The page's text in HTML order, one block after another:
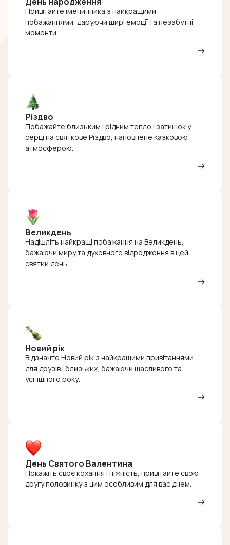
Привітайте іменинника з найкращими
побажаннями, даруючи щирі емоції та незабутні
моменти.
Різдво
Побажайте близьким і рідним тепло і затишок у
серці на святкове Різдво, наповнене казковою
атмосферою.
Великдень
Надішліть найкращі побажання на Великдень,
бажаючи миру та духовного відродження в цей
святий день.
Новий рік
Відзначте Новий рік з найкращими привітаннями
для друзів і близьких, бажаючи щасливого та
успішного року.
День Святого Валентина
Покажіть своє кохання і ніжність, привітайте свою
другу половинку з цим особливим для вас днем.